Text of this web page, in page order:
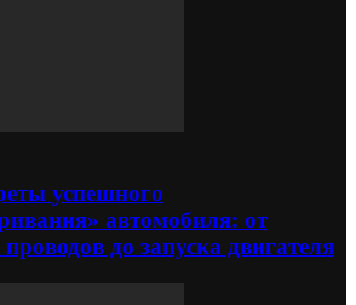
успешного
автомобиля: от
до запуска двигателя